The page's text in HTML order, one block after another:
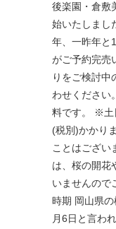
後楽園・倉敷
始いたしまし
年、一昨年と
がご予約完売
りをご検討中
わせください
料です。 ※土
(税別)かかり
ことはござ
は、桜の開花
いませんので
時期 岡山県
月6日と言わ